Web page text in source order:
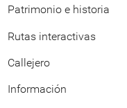
Patrimonio e historia
Rutas interactivas
Callejero
Información